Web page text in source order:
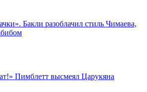
Бакли разоблачил стиль Чимаева,
Пимблетт высмеял Царукяна